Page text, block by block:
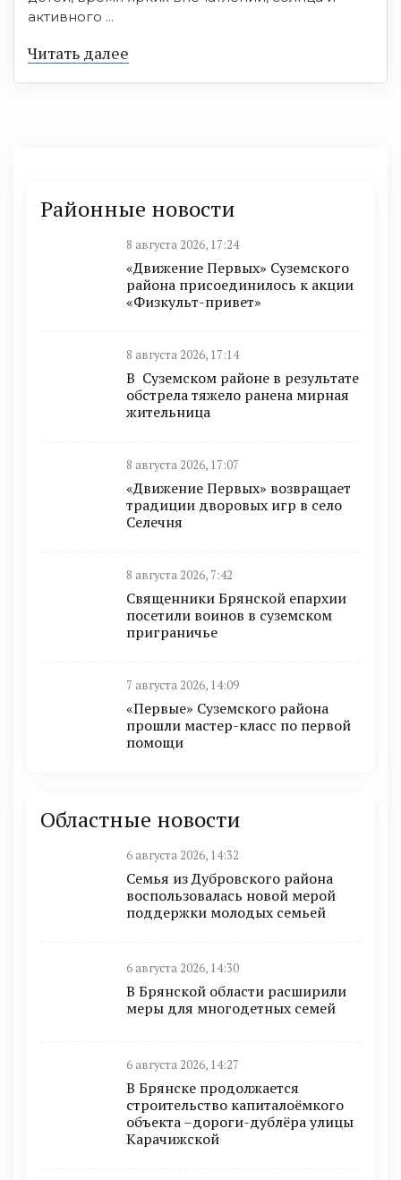
активного ...
Читать далее
Районные новости
8 августа 2026, 17:24
«Движение Первых» Суземского
района присоединилось к акции
«Физкульт-привет»
8 августа 2026, 17:14
В Суземском районе в результате
обстрела тяжело ранена мирная
жительница
8 августа 2026, 17:07
«Движение Первых» возвращает
традиции дворовых игр в село
Селечня
8 августа 2026, 7:42
Священники Брянской епархии
посетили воинов в суземском
приграничье
7 августа 2026, 14:09
«Первые» Суземского района
прошли мастер-класс по первой
помощи
Областные новости
6 августа 2026, 14:32
Семья из Дубровского района
воспользовалась новой мерой
поддержки молодых семьей
6 августа 2026, 14:30
В Брянской области расширили
меры для многодетных семей
6 августа 2026, 14:27
В Брянске продолжается
строительство капиталоёмкого
объекта –дороги-дублёра улицы
Карачижской